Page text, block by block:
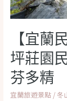
攀
岩，
的
天
堂
【宜蘭
坪莊園
芬多精
宜蘭旅遊景點 / 冬